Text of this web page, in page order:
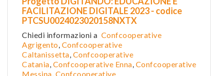
FACILITAZIONE DIGITALE 2023 - codice
PTCSU0024023020158NXTX
Chiedi informazioni a Confcooperative
Agrigento, Confcooperative
Caltanissetta, Confcooperative
Catania, Confcooperative Enna, Confcooperative
Messina, Confcooperative